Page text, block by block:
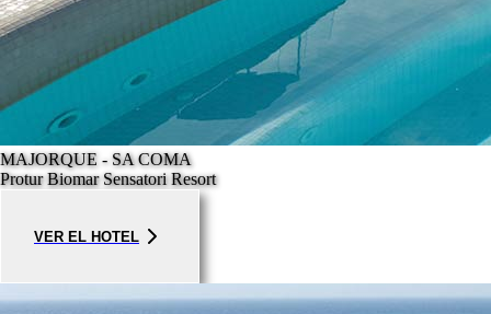
MAJORQUE - SA COMA
Protur Biomar Sensatori Resort
VER EL HOTEL